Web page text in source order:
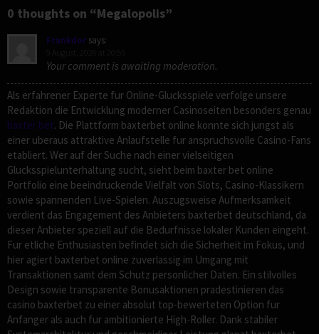
0 thoughts on “Megalopolis”
Frankdor says:
9 August, 2026 at 20:55
Your comment is awaiting moderation.
Als erfahrener Experte fur Online-Glucksspiele verfolge unsere
Redaktion die Entwicklung moderner Casinoseiten besonders genau
baxter bet. Die Plattform baxterbet online konnte sich jungst als
einer uberaus attraktive Anlaufstelle fur anspruchsvolle Casino-Fans
etabliert. Wer auf der Suche nach einer vielseitigen
Glucksspielunterhaltung sucht, sieht beim baxter bet online
Portfolio eine beeindruckende Vielfalt von Slots, Casino-Klassikern
sowie spannenden Live-Spielen. Auszugsweise Aufmerksamkeit
verdient das Engagement des Anbieters baxterbet deutschland, da
dieser Anbieter speziell auf die Bedurfnisse lokaler Kunden eingeht.
Fur etliche Enthusiasten befindet sich die Sicherheit im Fokus, und
hier agiert baxterbet online zuverlassig im Umgang mit
Transaktionen samt dem Schutz personlicher Daten. Ein stilvolles
Design sowie transparente Bonusaktionen pradestinieren das
casino baxterbet zu einer absolut top-bewerteten Option fur
Anfanger als auch fur ambitionierte High-Roller. Dank stabiler